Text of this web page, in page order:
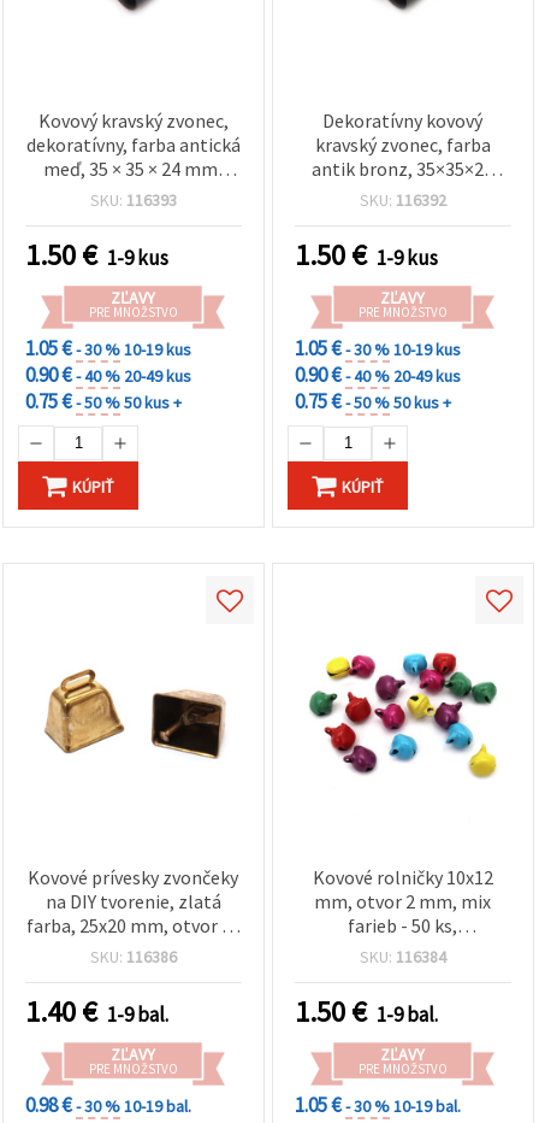
Kovový kravský zvonec,
dekoratívny, farba antická
meď, 35 × 35 × 24 mm,
otvor 14 mm
SKU: 116393
1.50€ 1-9 kus
ZĽAVY
PRE MNOŽSTVO
1.05 €- 30 %10-19 kus
0.90 €- 40 % 20-49 kus
0.75 €- 50 %50 kus +
KÚPIŤ
Dekoratívny kovový
kravský zvonec, farba
antik bronz, 35×35×24
mm, otvor 14 mm
SKU: 116392
1.50€ 1-9 kus
ZĽAVY
PRE MNOŽSTVO
1.05 €- 30 %10-19 kus
0.90 €- 40 % 20-49 kus
0.75 €- 50 %50 kus +
KÚPIŤ
Kovové prívesky zvončeky
na DIY tvorenie, zlatá
farba, 25x20 mm, otvor 10
mm – 2 ks
SKU: 116386
1.40€ 1-9 bal.
ZĽAVY
PRE MNOŽSTVO
0.98 €- 30 %10-19 bal.
Kovové rolničky 10x12
mm, otvor 2 mm, mix
farieb - 50 ks,
príslušenstvo na
SKU: 116384
1.50€ 1-9 bal.
ZĽAVY
PRE MNOŽSTVO
1.05 €- 30 %10-19 bal.